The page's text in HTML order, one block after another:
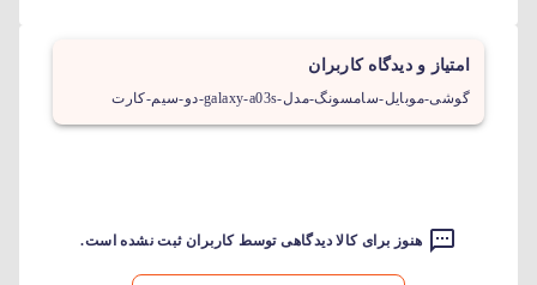
امتیاز و دیدگاه کاربران
گوشی-موبایل-سامسونگ-مدل-galaxy-a03s-دو-سیم-کارت
هنوز برای کالا دیدگاهی توسط کاربران ثبت نشده است.